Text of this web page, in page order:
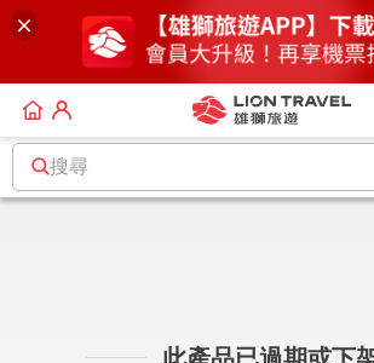
搜尋
此產品已過期或下